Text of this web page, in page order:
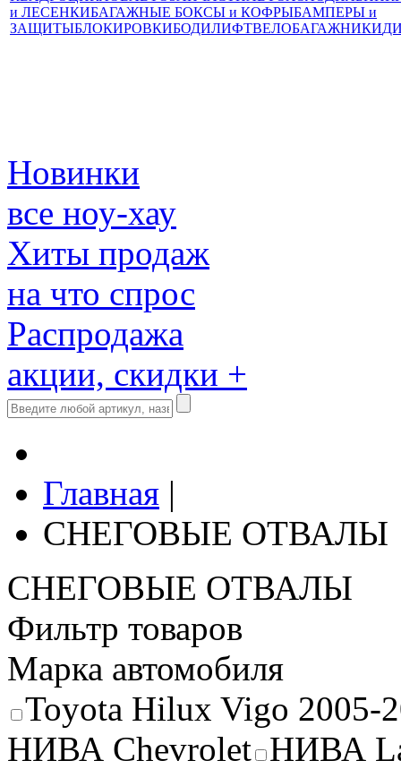
и ЛЕСЕНКИБАГАЖНЫЕ БОКСЫ и КОФРЫБАМПЕРЫ и
ЗАЩИТЫБЛОКИРОВКИБОДИЛИФТВЕЛОБАГАЖНИКИ
Новинки
все ноу-хау
Хиты продаж
на что спрос
Распродажа
акции, скидки +
Главная |
СНЕГОВЫЕ ОТВАЛЫ
СНЕГОВЫЕ ОТВАЛЫ
Фильтр товаров
Марка автомобиля
Toyota Hilux Vigo 2005-
НИВА Chevrolet НИВА